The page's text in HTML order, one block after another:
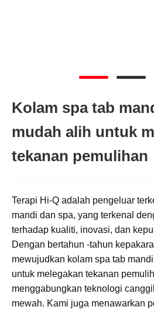
Kolam spa tab
mudah alih untuk
tekanan pemulihan
Terapi Hi-Q adalah pengeluar
mandi dan spa, yang terkenal
terhadap kualiti, inovasi, dan
Dengan bertahun -tahun
mewujudkan kolam spa tab
untuk melegakan tekanan
menggabungkan teknologi
mewah. Kami juga menawarkan